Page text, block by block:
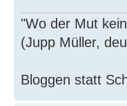
"Wo der Mut
(Jupp Müller,
Bloggen statt